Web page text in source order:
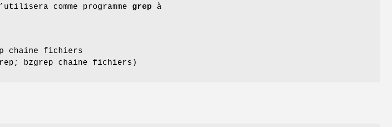
comme programme grep à
chaine fichiers
bzgrep chaine fichiers)